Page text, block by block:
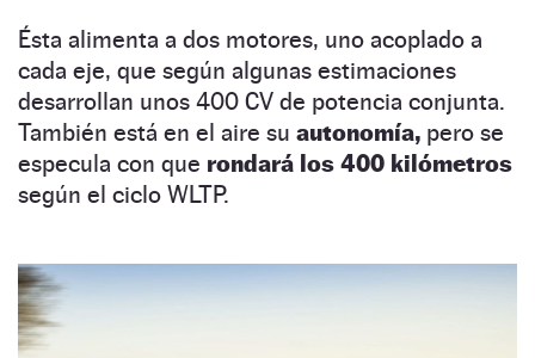
Ésta alimenta a dos motores, uno acoplado a
cada eje, que según algunas estimaciones
desarrollan unos 400 CV de potencia conjunta.
También está en el aire su autonomía, pero se
especula con que rondará los 400 kilómetros
según el ciclo WLTP.